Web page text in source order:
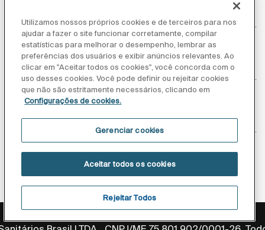
Atendimento ao cliente
Sobre nós
Inspiração
Siga-nos
Utilizamos nossos próprios cookies e de terceiros para nos
ajudar a fazer o site funcionar corretamente, compilar
estatísticas para melhorar o desempenho, lembrar as
preferências dos usuários e exibir anúncios relevantes. Ao
clicar em "Aceitar todos os cookies", você concorda com o
uso desses cookies. Você pode definir ou rejeitar cookies
que não são estritamente necessários, clicando em
Configurações de cookies.
Gerenciar cookies
Rejeitar Todos
Aceitar todos os cookies